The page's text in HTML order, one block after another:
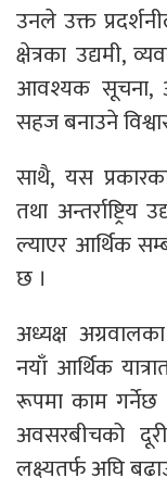
उनले उक्त
क्षेत्रका उद्यमी,
आवश्यक सूचना,
सहज बनाउने
साथै, यस प्रकारका
तथा
ल्याएर आर्थिक
छ ।
अध्यक्ष
नयाँ आर्थिक
रूपमा काम
अवसरबीचको
लक्ष्यतर्फ अघि